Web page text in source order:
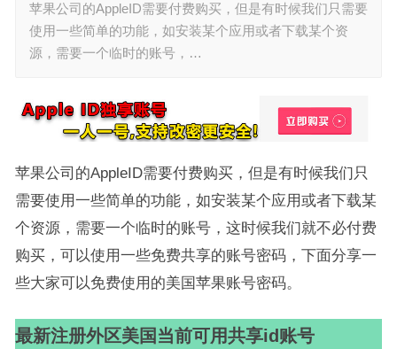
苹果公司的AppleID需要付费购买，但是有时候我们只需要
使用一些简单的功能，如安装某个应用或者下载某个资
源，需要一个临时的账号，…
苹果公司的AppleID需要付费购买，但是有时候我们只
需要使用一些简单的功能，如安装某个应用或者下载某
个资源，需要一个临时的账号，这时候我们就不必付费
购买，可以使用一些免费共享的账号密码，下面分享一
些大家可以免费使用的美国苹果账号密码。
最新注册外区美国当前可用共享id账号